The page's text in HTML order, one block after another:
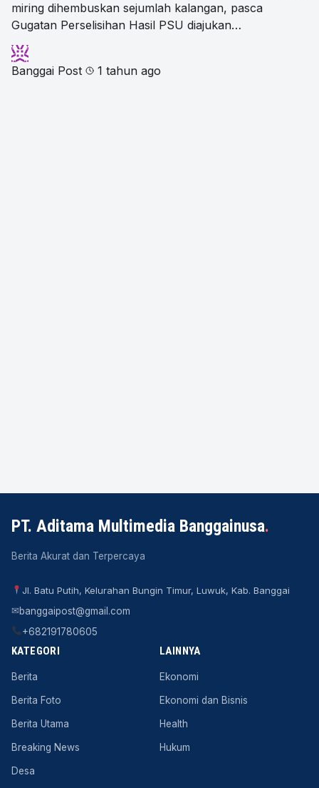
miring dihembuskan sejumlah kalangan, pasca
Gugatan Perselisihan Hasil PSU diajukan…
Banggai Post 1 tahun ago
PT. Aditama Multimedia Banggainusa.
Berita Akurat dan Terpercaya
Jl. Batu Putih, Kelurahan Bungin Timur, Luwuk, Kab. Banggai
✉banggaipost@gmail.com
+682191780605
KATEGORI
Berita
Berita Foto
Berita Utama
Breaking News
Desa
LAINNYA
Ekonomi
Ekonomi dan Bisnis
Health
Hukum